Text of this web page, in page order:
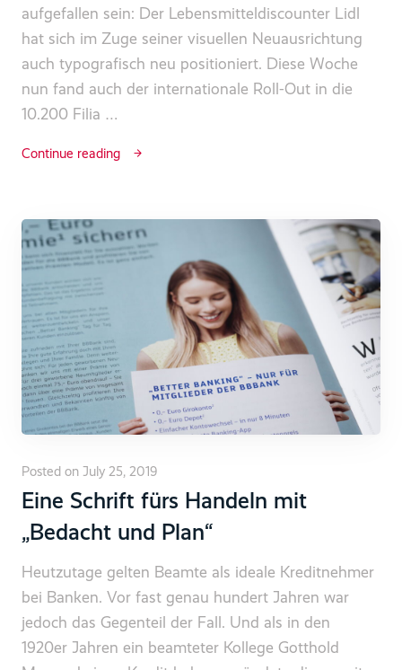
aufgefallen sein: Der Lebensmitteldiscounter Lidl
hat sich im Zuge seiner visuellen Neuausrichtung
auch typografisch neu positioniert. Diese Woche
nun fand auch der internationale Roll-Out in die
10.200 Filia …
Continue reading
Posted on July 25, 2019
Eine Schrift fürs Handeln mit
„Bedacht und Plan“
Heutzutage gelten Beamte als ideale Kreditnehmer
bei Banken. Vor fast genau hundert Jahren war
jedoch das Gegenteil der Fall. Und als in den
1920er Jahren ein beamteter Kollege Gotthold